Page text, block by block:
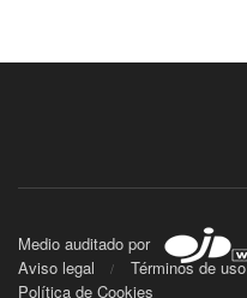
Medio auditado por
Aviso legal
Términos de uso
Política de Cookies